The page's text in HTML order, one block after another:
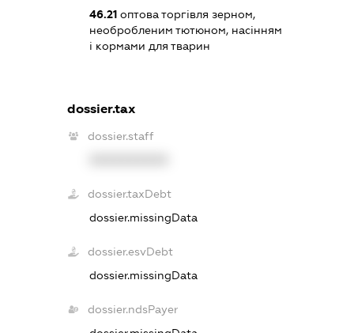
46.21оптова торгівля зерном,
необробленим тютюном, насінням
і кормами для тварин
dossier.tax
dossier.staff
dossier.taxDebt
dossier.missingData
dossier.esvDebt
dossier.missingData
dossier.ndsPayer